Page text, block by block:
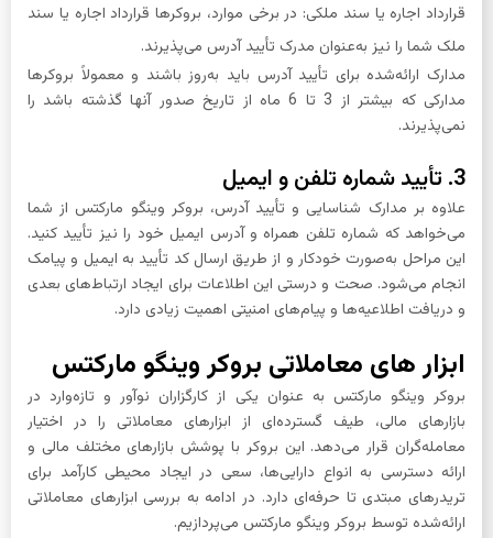
قرارداد اجاره یا سند ملکی: در برخی موارد، بروکرها قرارداد اجاره یا سند
ملک شما را نیز به‌عنوان مدرک تأیید آدرس می‌پذیرند.
مدارک ارائه‌شده برای تأیید آدرس باید به‌روز باشند و معمولاً بروکرها
مدارکی که بیشتر از 3 تا 6 ماه از تاریخ صدور آنها گذشته باشد را
نمی‌پذیرند.
3. تأیید شماره تلفن و ایمیل
علاوه بر مدارک شناسایی و تأیید آدرس، بروکر وینگو مارکتس از شما
می‌خواهد که شماره تلفن همراه و آدرس ایمیل خود را نیز تأیید کنید.
این مراحل به‌صورت خودکار و از طریق ارسال کد تأیید به ایمیل و پیامک
انجام می‌شود. صحت و درستی این اطلاعات برای ایجاد ارتباط‌های بعدی
و دریافت اطلاعیه‌ها و پیام‌های امنیتی اهمیت زیادی دارد.
ابزار های معاملاتی بروکر وینگو مارکتس
بروکر وینگو مارکتس به عنوان یکی از کارگزاران نوآور و تازه‌وارد در
بازارهای مالی، طیف گسترده‌ای از ابزارهای معاملاتی را در اختیار
معامله‌گران قرار می‌دهد. این بروکر با پوشش بازارهای مختلف مالی و
ارائه دسترسی به انواع دارایی‌ها، سعی در ایجاد محیطی کارآمد برای
تریدرهای مبتدی تا حرفه‌ای دارد. در ادامه به بررسی ابزارهای معاملاتی
ارائه‌شده توسط بروکر وینگو مارکتس می‌پردازیم.